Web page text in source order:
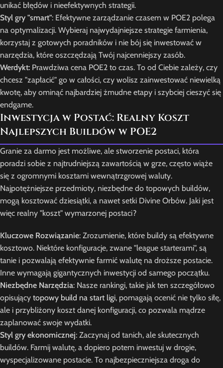
unikać błędów i nieefektywnych strategii.
Styl gry "smart": Efektywne zarządzanie czasem w POE2 polega
na optymalizacji. Wybieraj najwydajniejsze strategie farmienia,
korzystaj z gotowych poradników i nie bój się inwestować w
narzędzia, które oszczędzają Twój najcenniejszy zasób.
Werdykt: Prawdziwa cena POE2 to czas. To od Ciebie zależy, czy
chcesz "zapłacić" go w całości, czy wolisz zainwestować niewielką
kwotę, aby ominąć najbardziej żmudne etapy i szybciej cieszyć się
endgame.
Inwestycja w Postać: Realny Koszt
Najlepszych Buildów w POE2
Granie za darmo jest możliwe, ale stworzenie postaci, która
poradzi sobie z najtrudniejszą zawartością w grze, często wiąże
się z ogromnymi kosztami wewnątrzgrowej waluty.
Najpotężniejsze przedmioty, niezbędne do topowych buildów,
mogą kosztować dziesiątki, a nawet setki Divine Orbów. Jaki jest
więc realny "koszt" wymarzonej postaci?
Kluczowe Rozwiązanie: Zrozumienie, które buildy są efektywne
kosztowo. Niektóre konfiguracje, zwane "league starterami", są
tanie i pozwalają efektywnie farmić walutę na droższe postacie.
Inne wymagają gigantycznych inwestycji od samego początku.
Niezbędne Narzędzia: Nasze rankingi, takie jak ten szczegółowo
opisujący topowy build na start ligi, pomagają ocenić nie tylko siłę,
ale i przybliżony koszt danej konfiguracji, co pozwala mądrze
zaplanować swoje wydatki.
Styl gry ekonomicznej: Zaczynaj od tanich, ale skutecznych
buildów. Farmij walutę, a dopiero potem inwestuj w drogie,
wyspecjalizowane postacie. To najbezpieczniejsza droga do